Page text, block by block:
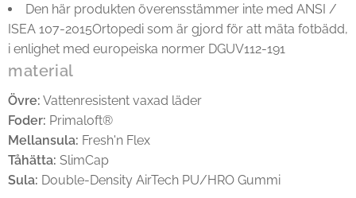
Den här produkten överensstämmer inte med ANSI /
ISEA 107-2015Ortopedi som är gjord för att mäta fotbädd,
i enlighet med europeiska normer DGUV112-191
material
Övre: Vattenresistent vaxad läder
Foder: Primaloft®
Mellansula: Fresh'n Flex
Tåhätta: SlimCap
Sula: Double-Density AirTech PU/HRO Gummi